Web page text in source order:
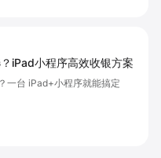
iPad小程序高效收银方案
一台 iPad+小程序就能搞定